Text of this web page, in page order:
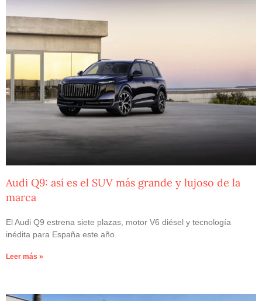
Audi Q9: así es el SUV más grande y lujoso de la
marca
El Audi Q9 estrena siete plazas, motor V6 diésel y tecnología
inédita para España este año.
Leer más »